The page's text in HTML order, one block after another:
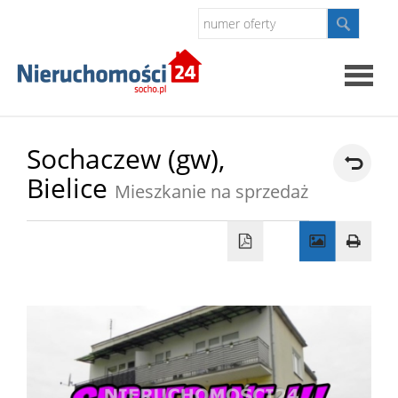
firmie
Sochaczew (gw),
Bielice Mieszkanie na sprzedaż